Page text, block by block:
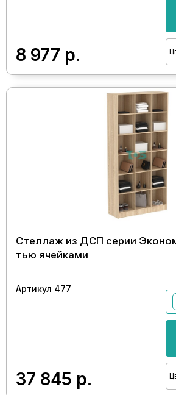
8 977 р.
Стеллаж из ДСП серии
тью ячейками
Артикул 477
37 845 р.